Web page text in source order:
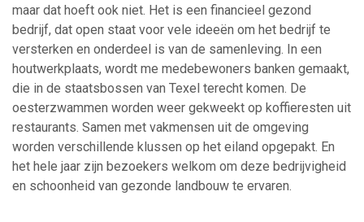
maar dat hoeft ook niet. Het is een financieel gezond
bedrijf, dat open staat voor vele ideeën om het bedrijf te
versterken en onderdeel is van de samenleving. In een
houtwerkplaats, wordt me medebewoners banken gemaakt,
die in de staatsbossen van Texel terecht komen. De
oesterzwammen worden weer gekweekt op koffieresten uit
restaurants. Samen met vakmensen uit de omgeving
worden verschillende klussen op het eiland opgepakt. En
het hele jaar zijn bezoekers welkom om deze bedrijvigheid
en schoonheid van gezonde landbouw te ervaren.